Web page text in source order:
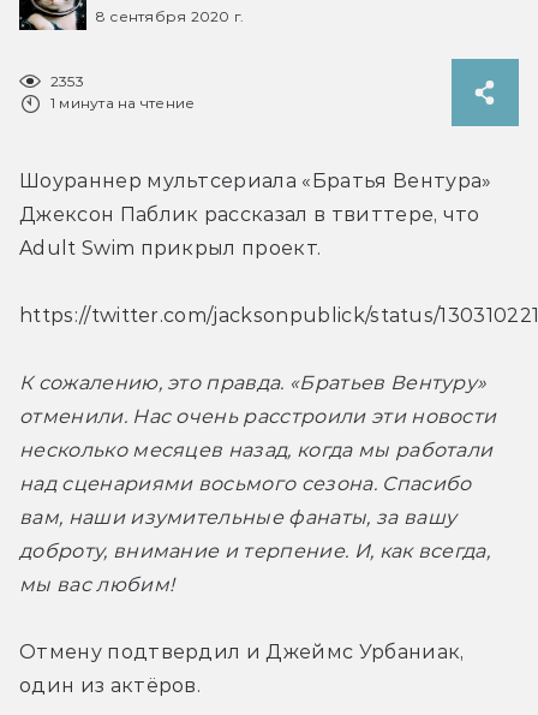
8 сентября 2020 г.
2353
1 минута на чтение
Шоураннер мультсериала «Братья Вентура»
Джексон Паблик рассказал в твиттере, что
Adult Swim прикрыл проект.
https://twitter.com/jacksonpublick/status/
К сожалению, это правда. «Братьев Вентуру»
отменили. Нас очень расстроили эти новости
несколько месяцев назад, когда мы работали
над сценариями восьмого сезона. Спасибо
вам, наши изумительные фанаты, за вашу
доброту, внимание и терпение. И, как всегда,
мы вас любим!
Отмену подтвердил и Джеймс Урбаниак,
один из актёров.